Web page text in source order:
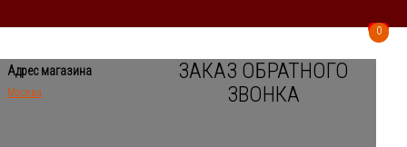
Адрес магазина
Москва
ЗАКАЗ ОБРАТНОГО
ЗВОНКА
00